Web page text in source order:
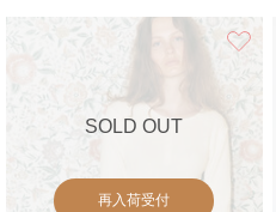
SOLD OUT
再入荷受付